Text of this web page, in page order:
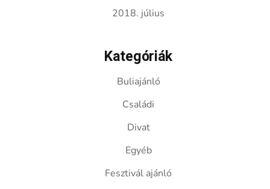
2018. július
Kategóriák
Buliajánló
Családi
Divat
Egyéb
Fesztivál ajánló